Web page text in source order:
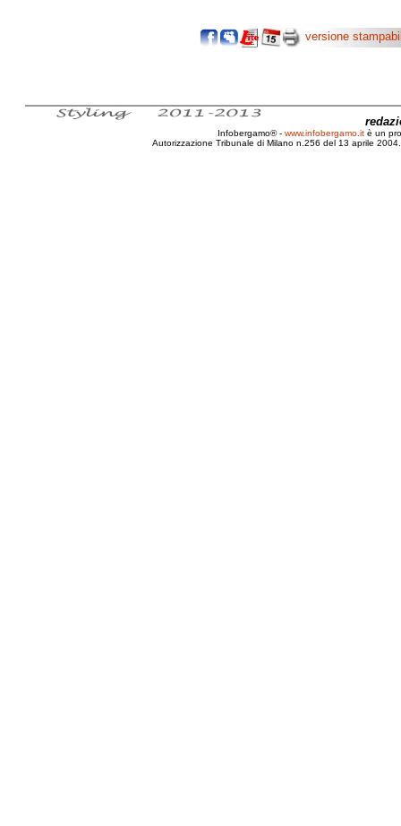
versione
Infobergamo® - www.infobergamo.it è un
Autorizzazione Tribunale di Milano n.256 del 13 aprile